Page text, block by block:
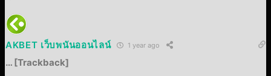
AKBET เว็บพนันออนไลน์ 1 year ago
… [Trackback]